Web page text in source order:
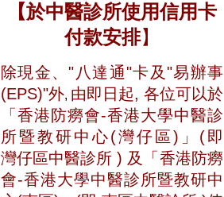
【於中醫診所使用信用卡
付款安排】
除現金、"八達通"卡及"易辦事
(EPS)"外, 由即日起, 各位可以於
「香港防癆會-香港大學中醫診
所暨教研中心(灣仔區)」(即
灣仔區中醫診所 ) 及「香港防癆
會-香港大學中醫診所暨教研中